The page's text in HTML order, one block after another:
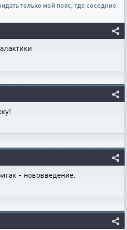
только мой пояс, где соседние
- нововведение.